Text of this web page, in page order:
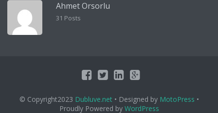
Ahmet Orsorlu
31 Posts
© Copyright2023 Dubluve.net• Designed by MotoPress •
Proudly Powered by WordPress